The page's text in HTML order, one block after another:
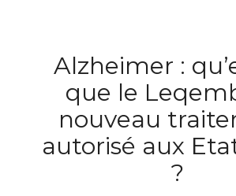
Alzheimer :
que le
nouveau
autorisé aux
?